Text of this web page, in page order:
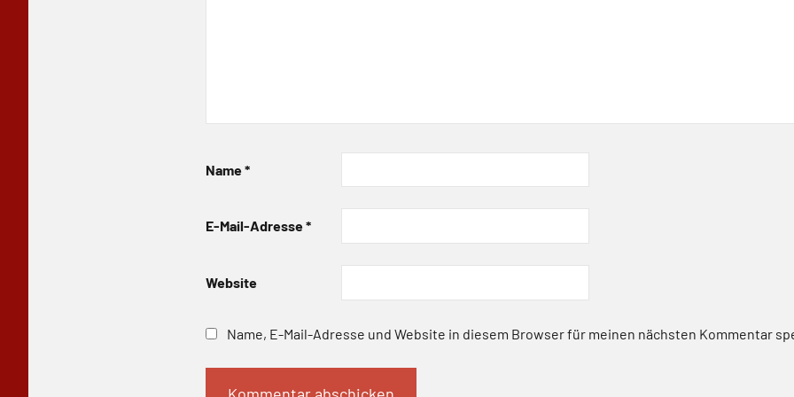
Name*
E-Mail-Adresse*
Website
Name, E-Mail-Adresse und Website in diesem Browser für meinen nächsten Kommentar